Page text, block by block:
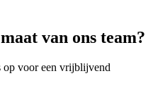
van ons team?
op voor een vrijblijvend